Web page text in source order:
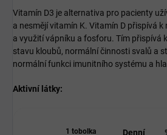
Vitamín D3 je alternativa pro pacienty
a nesmějí vitamín K. Vitamín D přispívá
a využití vápníku a fosforu. Tím přispívá
stavu kloubů, normální činnosti svalů a
normální funkci imunitního systému a
Aktivní látky:
1 tobolka
Denní